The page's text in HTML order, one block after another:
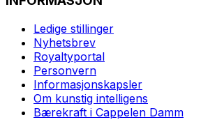
Ledige stillinger
Nyhetsbrev
Royaltyportal
Personvern
Informasjonskapsler
Om kunstig intelligens
Bærekraft i Cappelen Damm